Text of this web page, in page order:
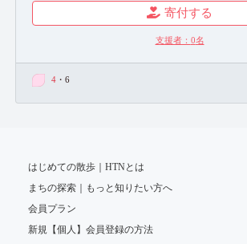
・共催・会場：珈琲＆レストラン アンジュ
寄付する
支援者： 0名
4 ・6
はじめての散歩｜HTNとは
まちの探索｜もっと知りたい方へ
会員プラン
新規【個人】会員登録の方法